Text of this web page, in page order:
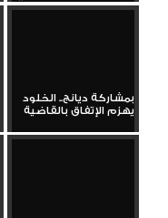
بمشاركة ديانج.. الخلود
يهزم الإتفاق بالقاضية